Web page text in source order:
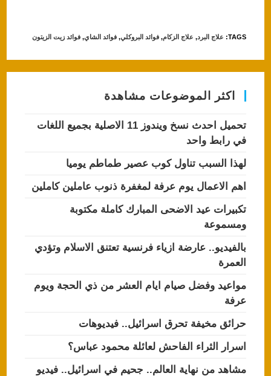
e
b
o
k
s
A
p
TAGS
: علاج البرد, علاج الزكام, فوائد البروكلي, فوائد الشاي, فوائد زيت الزيتون
اكثر الموضوعات مشاهدة
تحميل احدث نسخ ويندوز 11 الاصلية بجميع اللغات
في رابط واحد
لهذا السبب تناول كوب عصير طماطم يوميا
اهم الاعمال يوم عرفة لمغفرة ذنوب عاملين كاملين
تكبيرات عيد الاضحى المبارك كاملة مكتوبة
ومسموعة
بالفيديو.. عارضة ازياء فرنسية تعتنق الاسلام وتؤدي
العمرة
مواعيد وفضل صيام ايام العشر من ذي الحجة ويوم
عرفة
حرائق مخيفة تحرق اسرائيل.. فيديوهات
اسرار الثراء الفاحش لعائلة محمود عباس؟
مشاهد من نهاية العالم.. جحيم في اسرائيل.. فيديو